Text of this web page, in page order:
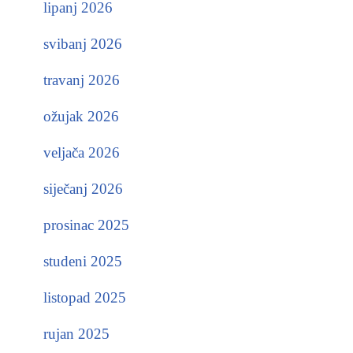
lipanj 2026
svibanj 2026
travanj 2026
ožujak 2026
veljača 2026
siječanj 2026
prosinac 2025
studeni 2025
listopad 2025
rujan 2025